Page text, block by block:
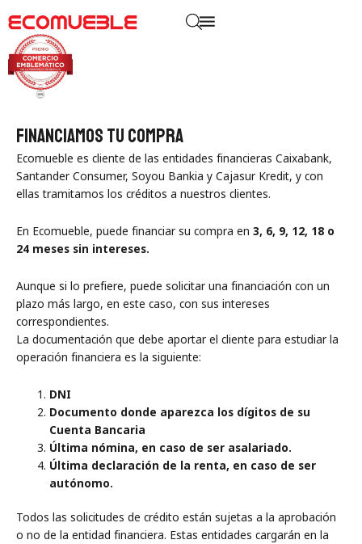
Financiamos tu compra
Ecomueble es cliente de las entidades financieras Caixabank,
Santander Consumer, Soyou Bankia y Cajasur Kredit, y con
ellas tramitamos los créditos a nuestros clientes.
En Ecomueble, puede financiar su compra en 3, 6, 9, 12, 18 o
24 meses sin intereses.
Aunque si lo prefiere, puede solicitar una financiación con un
plazo más largo, en este caso, con sus intereses
correspondientes.
La documentación que debe aportar el cliente para estudiar la
operación financiera es la siguiente:
DNI
Documento donde aparezca los dígitos de su
Cuenta Bancaria
Última nómina, en caso de ser asalariado.
Última declaración de la renta, en caso de ser
autónomo.
Todos las solicitudes de crédito están sujetas a la aprobación
o no de la entidad financiera. Estas entidades cargarán en la